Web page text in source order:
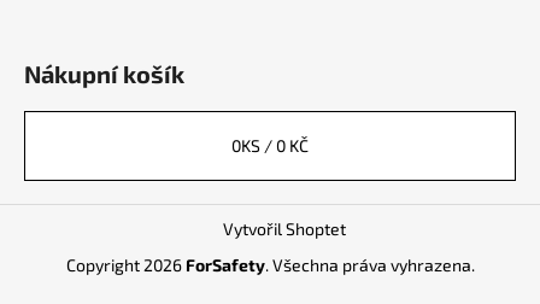
Nákupní košík
0KS / 0 KČ
Vytvořil Shoptet
Copyright 2026 ForSafety. Všechna práva vyhrazena.